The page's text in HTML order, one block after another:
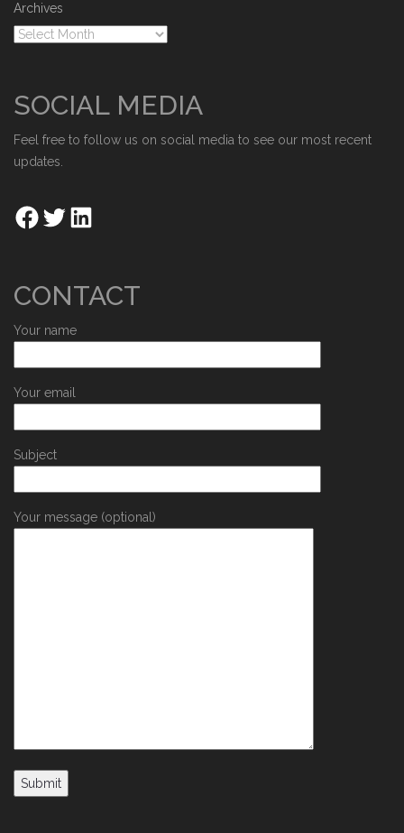
Archives
SOCIAL MEDIA
Feel free to follow us on social media to see our most recent
updates.
CONTACT
Your name
Your email
Subject
Your message (optional)